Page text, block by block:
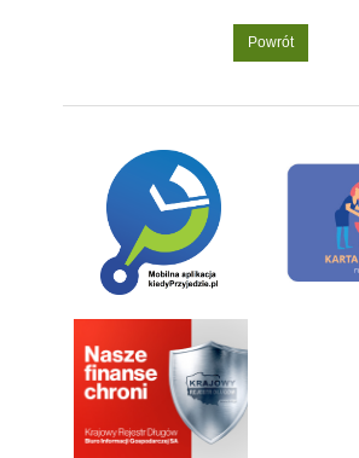
Powrót